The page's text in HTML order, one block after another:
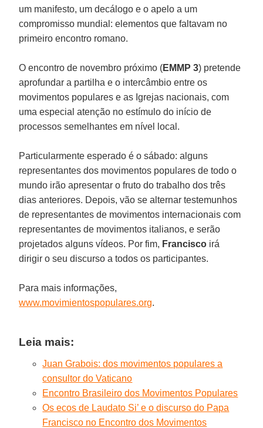
um manifesto, um decálogo e o apelo a um
compromisso mundial: elementos que faltavam no
primeiro encontro romano.
O encontro de novembro próximo (EMMP 3) pretende
aprofundar a partilha e o intercâmbio entre os
movimentos populares e as Igrejas nacionais, com
uma especial atenção no estímulo do início de
processos semelhantes em nível local.
Particularmente esperado é o sábado: alguns
representantes dos movimentos populares de todo o
mundo irão apresentar o fruto do trabalho dos três
dias anteriores. Depois, vão se alternar testemunhos
de representantes de movimentos internacionais com
representantes de movimentos italianos, e serão
projetados alguns vídeos. Por fim, Francisco irá
dirigir o seu discurso a todos os participantes.
Para mais informações,
www.movimientospopulares.org.
Leia mais:
Juan Grabois: dos movimentos populares a
consultor do Vaticano
Encontro Brasileiro dos Movimentos Populares
Os ecos de Laudato Si’ e o discurso do Papa
Francisco no Encontro dos Movimentos